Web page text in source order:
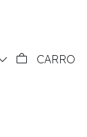
CARRO